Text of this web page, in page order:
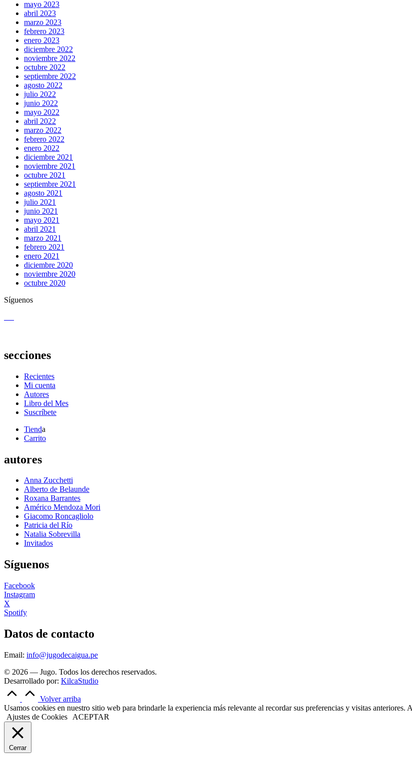
mayo 2023
abril 2023
marzo 2023
febrero 2023
enero 2023
diciembre 2022
noviembre 2022
octubre 2022
septiembre 2022
agosto 2022
julio 2022
junio 2022
mayo 2022
abril 2022
marzo 2022
febrero 2022
enero 2022
diciembre 2021
noviembre 2021
octubre 2021
septiembre 2021
agosto 2021
julio 2021
junio 2021
mayo 2021
abril 2021
marzo 2021
febrero 2021
enero 2021
diciembre 2020
noviembre 2020
octubre 2020
Síguenos
secciones
Recientes
Mi cuenta
Autores
Libro del Mes
Suscríbete
Tienda
Carrito
autores
Anna Zucchetti
Alberto de Belaunde
Roxana Barrantes
Américo Mendoza Mori
Giacomo Roncagliolo
Patricia del Río
Natalia Sobrevilla
Invitados
Síguenos
Facebook
Instagram
X
Spotify
Datos de contacto
Email: info@jugodecaigua.pe
© 2026 — Jugo. Todos los derechos reservados.
Desarrollado por: KilcaStudio
Volver arriba
Usamos cookies en nuestro sitio web para brindarle la experiencia más relevante al recordar sus preferencias y visitas
Ajustes de Cookies
ACEPTAR
Cerrar